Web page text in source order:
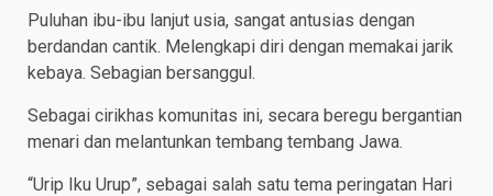
Puluhan ibu-ibu lanjut usia, sangat antusias dengan
berdandan cantik. Melengkapi diri dengan memakai jarik
kebaya. Sebagian bersanggul.
Sebagai cirikhas komunitas ini, secara beregu bergantian
menari dan melantunkan tembang tembang Jawa.
“Urip Iku Urup”, sebagai salah satu tema peringatan Hari